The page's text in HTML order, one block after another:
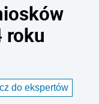
roku
do ekspertów